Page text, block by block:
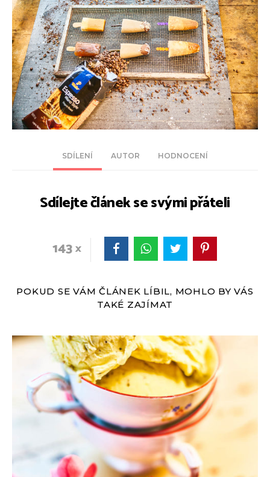
SDÍLENÍ AUTOR HODNOCENÍ
Sdílejte článek se svými přáteli
143
POKUD SE VÁM ČLÁNEK LÍBIL, MOHLO BY VÁS
TAKÉ ZAJÍMAT